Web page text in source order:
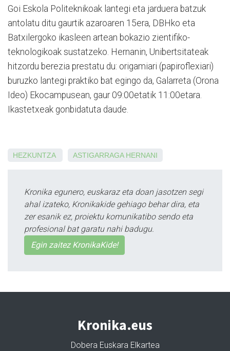
Goi Eskola Politeknikoak lantegi eta jarduera batzuk
antolatu ditu gaurtik azaroaren 15era, DBHko eta
Batxilergoko ikasleen artean bokazio zientifiko-
teknologikoak sustatzeko. Hernanin, Unibertsitateak
hitzordu berezia prestatu du: origamiari (papiroflexiari)
buruzko lantegi praktiko bat egingo da, Galarreta (Orona
Ideo) Ekocampusean, gaur 09:00etatik 11:00etara.
Ikastetxeak gonbidatuta daude.
HEZKUNTZA ASTIGARRAGA HERNANI
Kronika egunero, euskaraz eta doan jasotzen segi
ahal izateko, Kronikakide gehiago behar dira, eta
zer esanik ez, proiektu komunikatibo sendo eta
profesional bat garatu nahi badugu.
Egin zaitez KronikaKide!
Kronika.eus
Dobera Euskara Elkartea